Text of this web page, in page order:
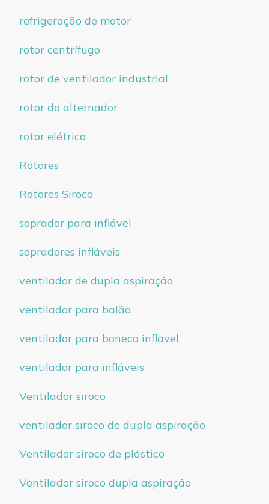
refrigeração de motor
rotor centrífugo
rotor de ventilador industrial
rotor do alternador
rotor elétrico
Rotores
Rotores Siroco
soprador para inflável
sopradores infláveis
ventilador de dupla aspiração
ventilador para balão
ventilador para boneco inflavel
ventilador para infláveis
Ventilador siroco
ventilador siroco de dupla aspiração
Ventilador siroco de plástico
Ventilador siroco dupla aspiração